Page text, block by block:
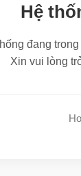
Hệ
đang
Xin vui lòng